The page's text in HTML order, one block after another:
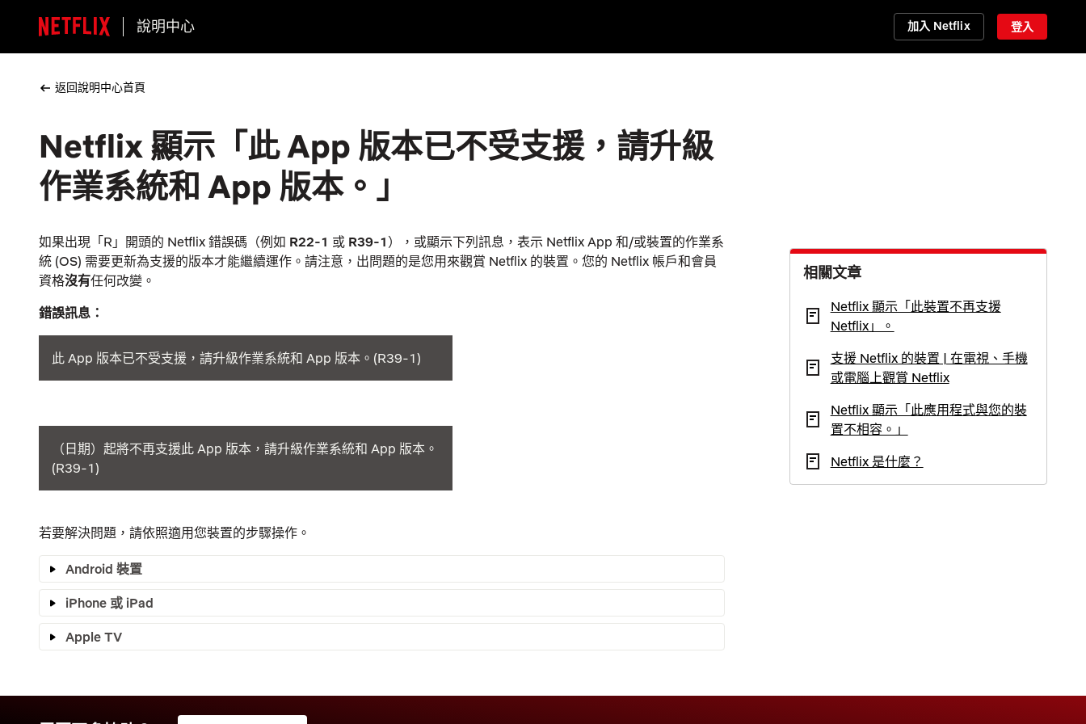
說明中心 加入 Netflix 登入
返回說明中心首頁
Netflix 顯示「此 App 版本已不受支援，請升級
作業系統和 App 版本。」
如果出現「R」開頭的 Netflix 錯誤碼（例如 R22-1 或 R39-1 ），或顯示下列訊息，表示 Netflix App 和/或裝置的作業系
統 (OS) 需要更新為支援的版本才能繼續運作。請注意，出問題的是您用來觀賞 Netflix 的裝置。您的 Netflix 帳戶和會員
資格沒有任何改變。
錯誤訊息：
此 App 版本已不受支援，請升級作業系統和 App 版本。 (R39-1)
（日期）起將不再支援此 App 版本，請升級作業系統和 App 版本。
(R39-1)
若要解決問題，請依照適用您裝置的步驟操作。
Android 裝置
iPhone 或 iPad
Apple TV
相關文章
Netflix 顯示「此裝置不再支援
Netflix」。
支援 Netflix 的裝置 | 在電視、手機
或電腦上觀賞 Netflix
Netflix 顯示「此應用程式與您的裝
置不相容。」
Netflix 是什麼？